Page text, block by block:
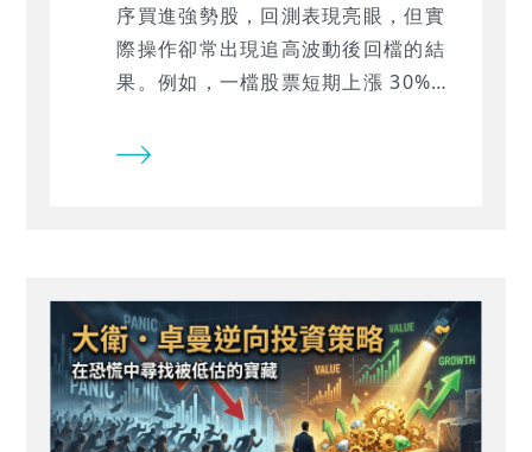
序買進強勢股，回測表現亮眼，但實
際操作卻常出現追高波動後回檔的結
果。例如，一檔股票短期上漲 30%，
另一檔僅上漲 10%，但走勢穩定且延